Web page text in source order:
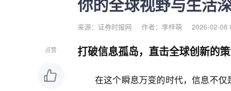
来源：证券时报网 作者：李梓萌 2026-02-08
点赞 打破信息孤岛，直击全球创新的
在这个瞬息万变的时代，信息不